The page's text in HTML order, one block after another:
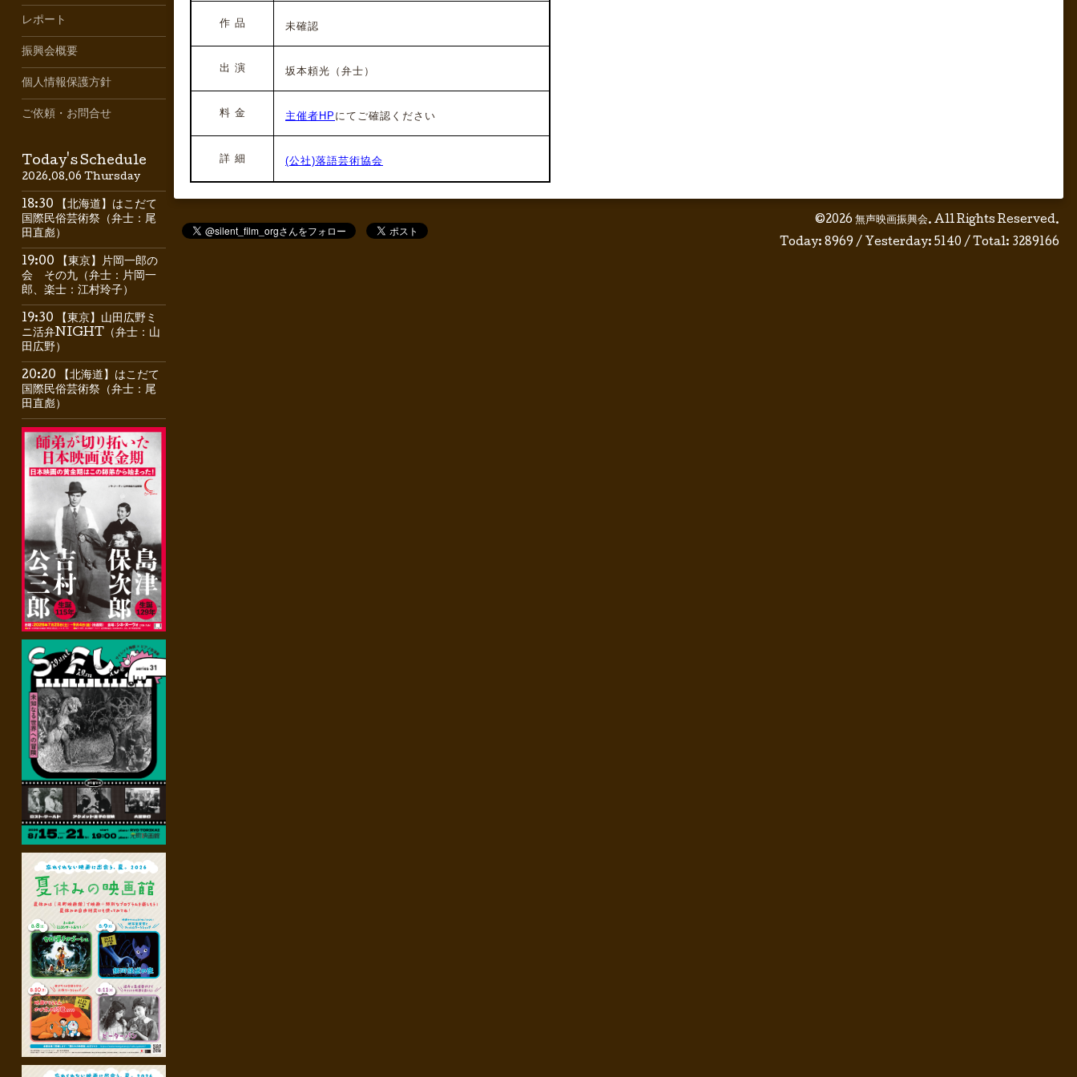
作 品 未確認
出 演 坂本頼光（弁士）
料 金 主催者HP にてご確認ください
詳 細 (公社)落語芸術協会
©2026 無声映画振興会. All Rights Reserved.
Today: 8969 / Yesterday: 5140 / Total: 3289166
レポート
振興会概要
個人情報保護方針
ご依頼・お問合せ
Today's Schedule
2026.08.06 Thursday
18:30 【北海道】はこだて
国際民俗芸術祭（弁士：尾
田直彪）
19:00 【東京】片岡一郎の
会 その九（弁士：片岡一
郎、楽士：江村玲子）
19:30 【東京】山田広野ミ
ニ活弁NIGHT（弁士：山
田広野）
20:20 【北海道】はこだて
国際民俗芸術祭（弁士：尾
田直彪）